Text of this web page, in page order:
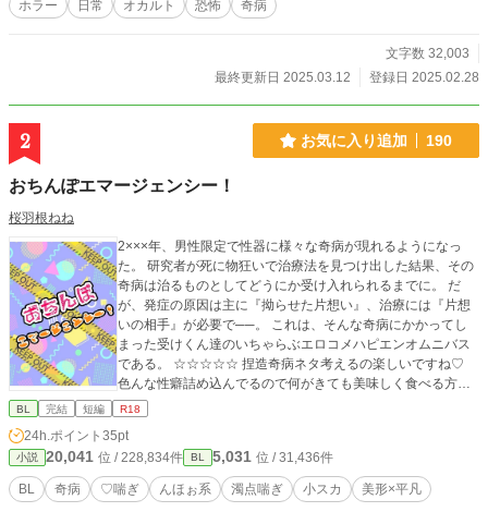
ホラー 日常 オカルト 恐怖 奇病
文字数 32,003
最終更新日 2025.03.12
登録日 2025.02.28
2 お気に入り追加 190
おちんぽエマージェンシー！
桜羽根ねね
2×××年、男性限定で性器に様々な奇病が現れるようになっ
た。 研究者が死に物狂いで治療法を見つけ出した結果、その
奇病は治るものとしてどうにか受け入れられるまでに。 だ
が、発症の原因は主に『拗らせた片想い』、治療には『片想
いの相手』が必要で──。 これは、そんな奇病にかかってし
まった受けくん達のいちゃらぶエロコメハピエンオムニバス
である。 ☆☆☆☆☆ 捏造奇病ネタ考えるの楽しいですね♡
色んな性癖詰め込んでるので何がきても美味しく食べる方向
けです！
BL 完結 短編 R18
24h.ポイント 35pt
小説 20,041 位 / 228,834件 BL 5,031 位 / 31,436件
BL 奇病 ♡喘ぎ んほぉ系 濁点喘ぎ 小スカ 美形×平凡